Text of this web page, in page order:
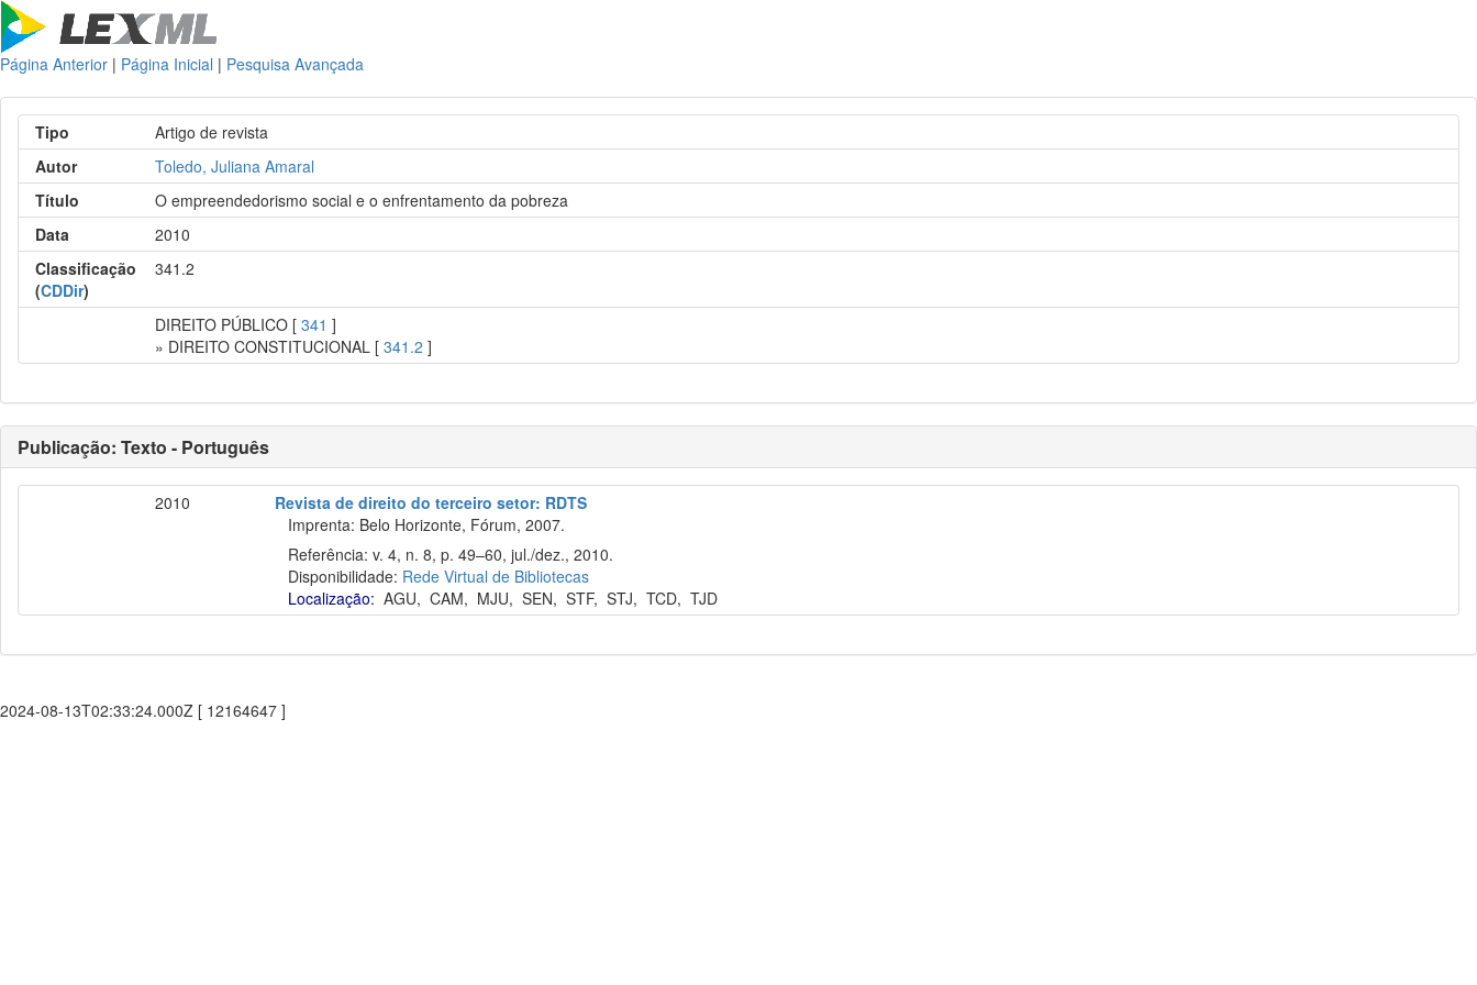
Página Anterior | Página Inicial | Pesquisa Avançada
Tipo
Artigo de revista
Autor
Toledo, Juliana Amaral
Título
O empreendedorismo social e o enfrentamento da pobreza
Data
2010
Classificação
(CDDir)
341.2
DIREITO PÚBLICO [341 ]
» DIREITO CONSTITUCIONAL [341.2 ]
Publicação: Texto - Português
2010
Revista de direito do terceiro setor: RDTS
Imprenta: Belo Horizonte, Fórum, 2007.
Referência: v. 4, n. 8, p. 49–60, jul./dez., 2010.
Disponibilidade: Rede Virtual de Bibliotecas
Localização: AGU,CAM, MJU,SEN,STF,STJ,TCD,TJD
2024-08-13T02:33:24.000Z [ 12164647 ]